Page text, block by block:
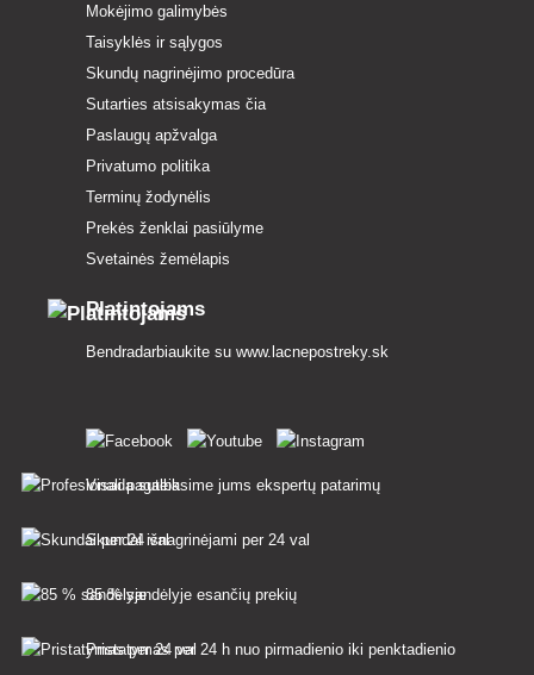
Mokėjimo galimybės
Taisyklės ir sąlygos
Skundų nagrinėjimo procedūra
Sutarties atsisakymas čia
Paslaugų apžvalga
Privatumo politika
Terminų žodynėlis
Prekės ženklai pasiūlyme
Svetainės žemėlapis
Platintojams
Bendradarbiaukite su www.lacnepostreky.sk
Visada suteiksime jums ekspertų patarimų
Skundai išnagrinėjami per 24 val
85 % sandėlyje esančių prekių
Pristatymas per 24 h nuo pirmadienio iki penktadienio